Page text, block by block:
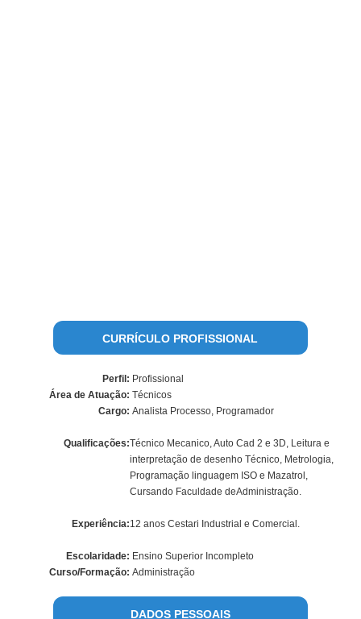
CURRÍCULO PROFISSIONAL
Perfil: Profissional
Área de Atuação: Técnicos
Cargo: Analista Processo, Programador
Qualificações:Técnico Mecanico, Auto Cad 2 e 3D, Leitura e
interpretação de desenho Técnico, Metrologia,
Programação linguagem ISO e Mazatrol,
Cursando Faculdade deAdministração.
Experiência:12 anos Cestari Industrial e Comercial.
Escolaridade: Ensino Superior Incompleto
Curso/Formação: Administração
DADOS PESSOAIS